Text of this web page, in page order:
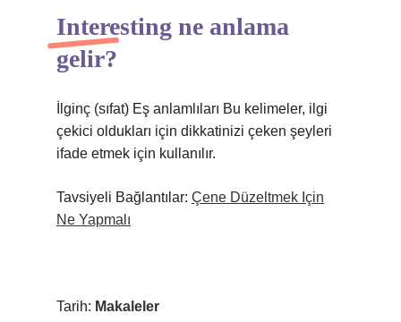
Interesting ne anlama
gelir?
İlginç (sıfat) Eş anlamlıları Bu kelimeler, ilgi
çekici oldukları için dikkatinizi çeken şeyleri
ifade etmek için kullanılır.
Tavsiyeli Bağlantılar: Çene Düzeltmek Için
Ne Yapmalı
Tarih: Makaleler